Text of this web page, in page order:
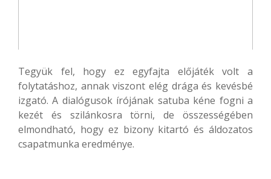
Tegyük fel, hogy ez egyfajta előjáték volt a
folytatáshoz, annak viszont elég drága és kevésbé
izgató. A dialógusok írójának satuba kéne fogni a
kezét és szilánkosra törni, de összességében
elmondható, hogy ez bizony kitartó és áldozatos
csapatmunka eredménye.